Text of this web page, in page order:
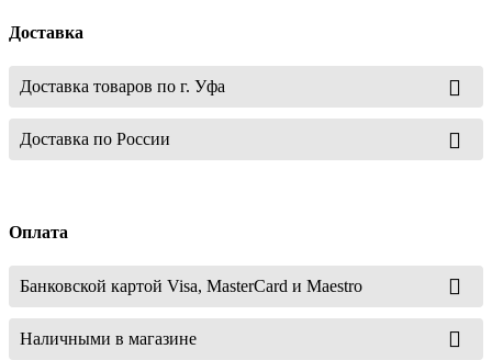
Доставка
Доставка товаров по г. Уфа
Доставка по России
Оплата
Банковской картой Visa, MasterCard и Maestro
Наличными в магазине